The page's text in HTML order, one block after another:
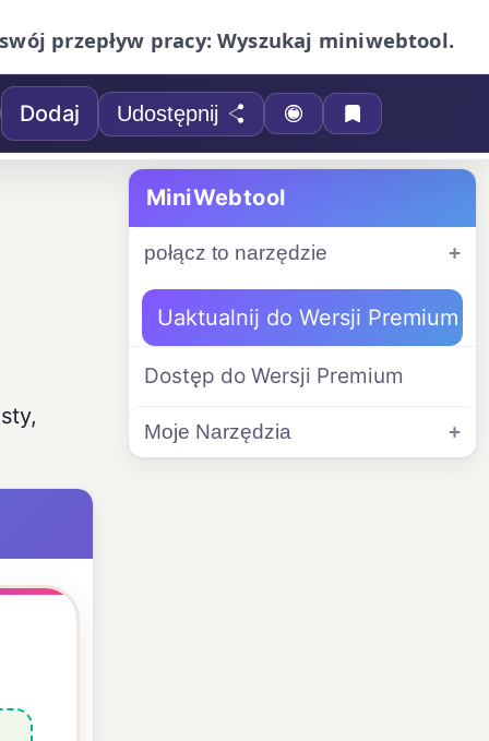
przepływ pracy: Wyszukaj miniwebtool.
Dodaj Udostępnij
MiniWebtool
połącz to narzędzie
Uaktualnij do Wersji Premium
Dostęp do Wersji Premium
Moje Narzędzia